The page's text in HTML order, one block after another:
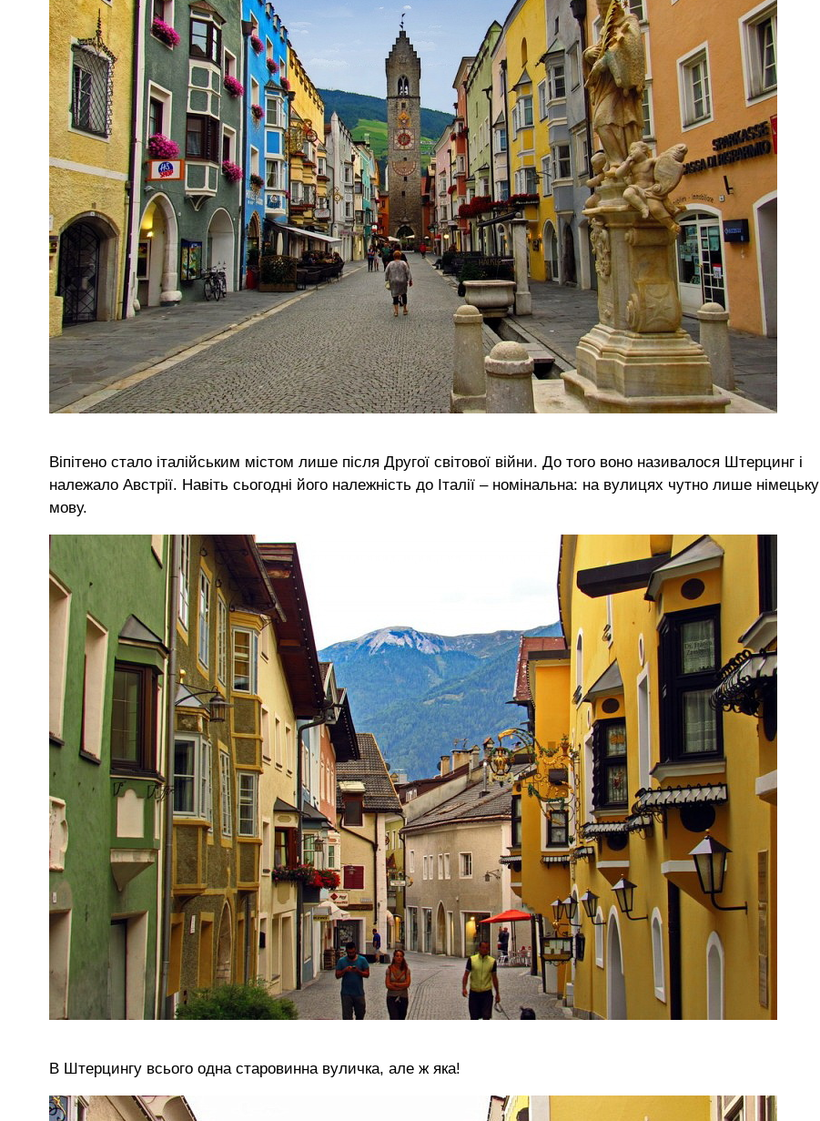
Віпітено стало італійським містом лише після Другої світової війни. До того воно називалося Штерцинг і
належало Австрії. Навіть сьогодні його належність до Італії – номінальна: на вулицях чутно лише німецьку
мову.
В Штерцингу всього одна старовинна вуличка, але ж яка!